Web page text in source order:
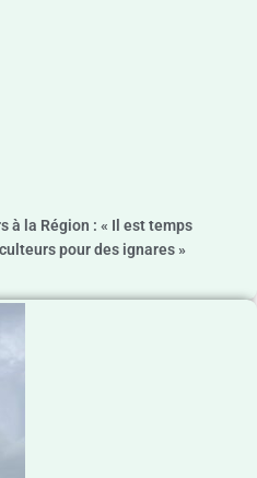
à la Région : « Il est temps
pour des ignares »